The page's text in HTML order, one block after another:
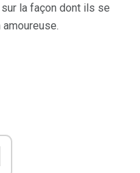
la façon dont ils se